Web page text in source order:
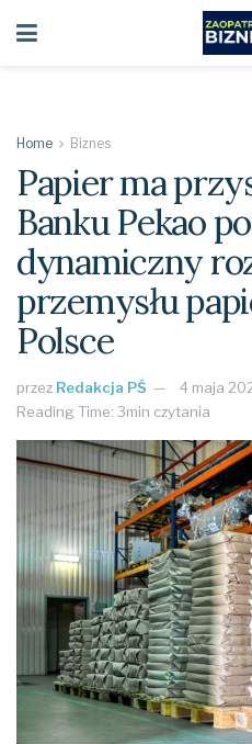
Home Biznes
Papier ma
Banku Pekao
dynamiczny
przemysłu
Polsce
przez Redakcja PŚ
4 maja
Reading Time: 3min czytania